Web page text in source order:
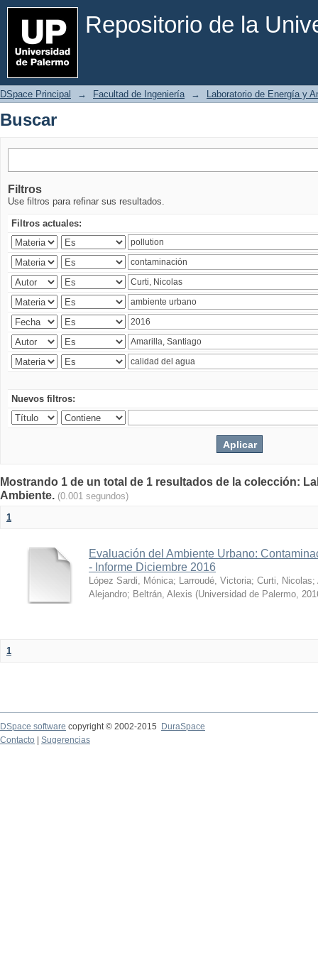
Repositorio de la
Buscar
DSpace Principal → Facultad de Ingeniería → Laboratorio de Energía y
Buscar
Filtros
Use filtros para refinar sus resultados.
Filtros actuales:
Nuevos filtros:
Mostrando 1 de un total de 1 resultados de la colección:
Ambiente. (0.001 segundos)
1
Evaluación del Ambiente Urbano:
- Informe Diciembre 2016
López Sardi, Mónica; Larroudé, Victoria; Curti, Nicolas;
Alejandro; Beltrán, Alexis (Universidad de Palermo,
1
DSpace software copyright © 2002-2015
DuraSpace
Contacto
Sugerencias